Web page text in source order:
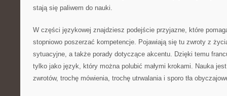
stają się paliwem do nauki.
W części językowej znajdziesz podejście przyjazne, które
stopniowo poszerzać kompetencje. Pojawiają się tu zwroty z
sytuacyjne, a także porady dotyczące akcentu. Dzięki temu
tylko jako język, który można polubić małymi krokami. Nauka
zwrotów, trochę mówienia, trochę utrwalania i sporo tła